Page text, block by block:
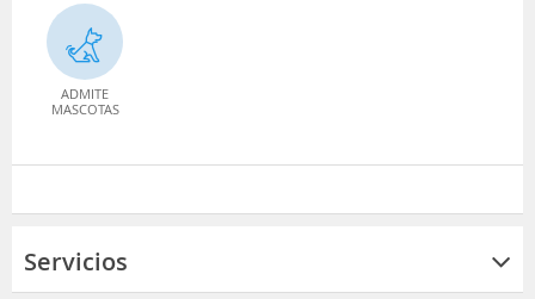
ADMITE
MASCOTAS
Servicios